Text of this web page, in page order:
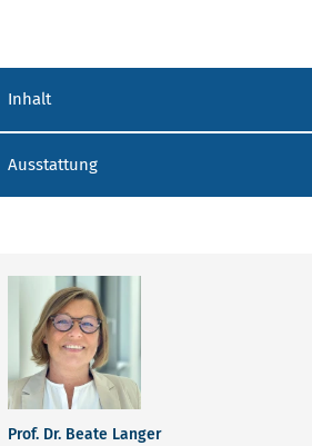
Inhalt
Ausstattung
ANSPRECHPARTNER
Prof. Dr. Beate Langer